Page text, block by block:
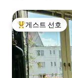
상위 게스트 선호
게스트 선호